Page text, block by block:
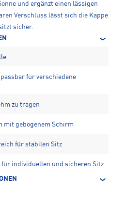
und ergänzt einen lässigen
Verschluss lässt sich die Kappe
sicher.
für verschiedene
zu tragen
mit gebogenem Schirm
für stabilen Sitz
individuellen und sicheren Sitz